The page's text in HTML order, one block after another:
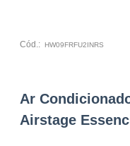
Cód.: HW09FRFU2INRS
Ar
Airstage